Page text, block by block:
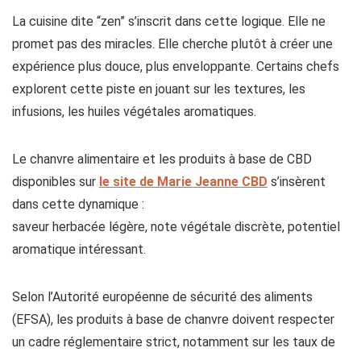
La cuisine dite “zen” s’inscrit dans cette logique. Elle ne
promet pas des miracles. Elle cherche plutôt à créer une
expérience plus douce, plus enveloppante. Certains chefs
explorent cette piste en jouant sur les textures, les
infusions, les huiles végétales aromatiques.
Le chanvre alimentaire et les produits à base de CBD
disponibles sur le site de Marie Jeanne CBD s’insèrent
dans cette dynamique :
saveur herbacée légère, note végétale discrète, potentiel
aromatique intéressant.
Selon l’Autorité européenne de sécurité des aliments
(EFSA), les produits à base de chanvre doivent respecter
un cadre réglementaire strict, notamment sur les taux de